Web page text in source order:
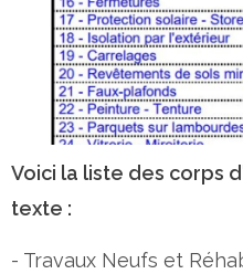
Voici la liste des corps
texte :
- Travaux Neufs et